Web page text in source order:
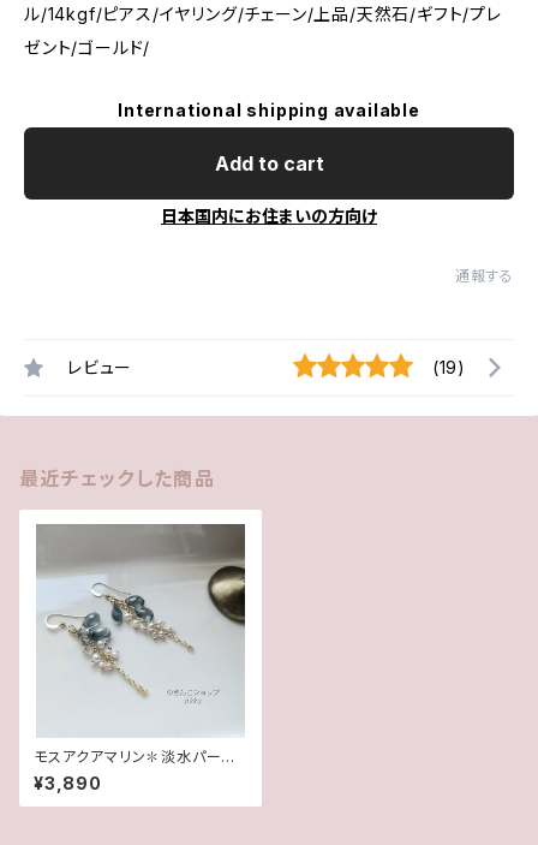
ル/14kgf/ピアス/イヤリング/チェーン/上品/天然石/ギフト/プレ
ゼント/ゴールド/
International shipping available
Add to cart
日本国内にお住まいの方向け
通報する
レビュー (19)
最近チェックした商品
モスアクアマリン✽淡水パール1
4kgfピアス/イヤリング★
¥3,890